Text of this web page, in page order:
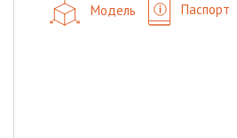
Модель Паспорт